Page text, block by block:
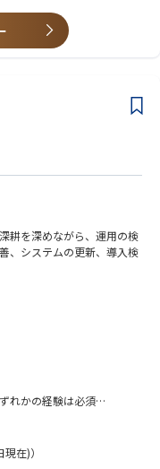
が主体的に動くことで、そ
耕を深めながら、運用の検
、システムの更新、導入検
理解
ながら、社員満足度向上
運用変更支援
かの経験は必須
る方
在)）